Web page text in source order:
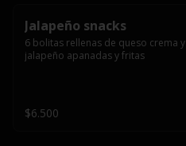
Jalapeño snacks
6 bolitas rellenas de queso crema y
jalapeño apanadas y fritas
$6.500